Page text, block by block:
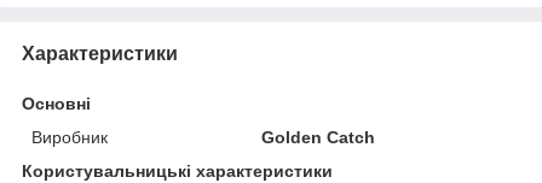
Характеристики
Основні
Виробник
Golden Catch
Користувальницькі характеристики